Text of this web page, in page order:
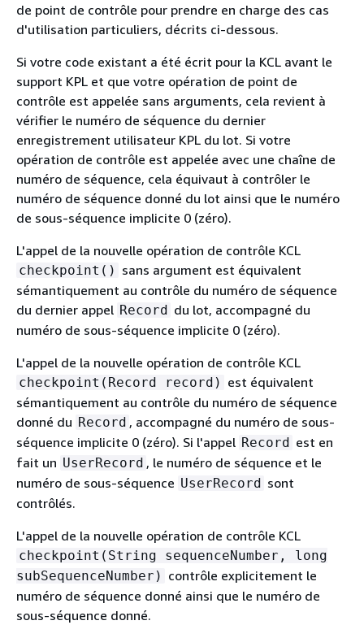
de point de contrôle pour prendre en charge des cas
d'utilisation particuliers, décrits ci-dessous.
Si votre code existant a été écrit pour la KCL avant le
support KPL et que votre opération de point de
contrôle est appelée sans arguments, cela revient à
vérifier le numéro de séquence du dernier
enregistrement utilisateur KPL du lot. Si votre
opération de contrôle est appelée avec une chaîne de
numéro de séquence, cela équivaut à contrôler le
numéro de séquence donné du lot ainsi que le numéro
de sous-séquence implicite 0 (zéro).
L'appel de la nouvelle opération de contrôle KCL
checkpoint() sans argument est équivalent
sémantiquement au contrôle du numéro de séquence
du dernier appel Record du lot, accompagné du
numéro de sous-séquence implicite 0 (zéro).
L'appel de la nouvelle opération de contrôle KCL
checkpoint(Record record) est équivalent
sémantiquement au contrôle du numéro de séquence
donné du Record , accompagné du numéro de sous-
séquence implicite 0 (zéro). Si l'appel Record est en
fait un UserRecord , le numéro de séquence et le
numéro de sous-séquence UserRecord sont
contrôlés.
L'appel de la nouvelle opération de contrôle KCL
checkpoint(String sequenceNumber, long
subSequenceNumber) contrôle explicitement le
numéro de séquence donné ainsi que le numéro de
sous-séquence donné.